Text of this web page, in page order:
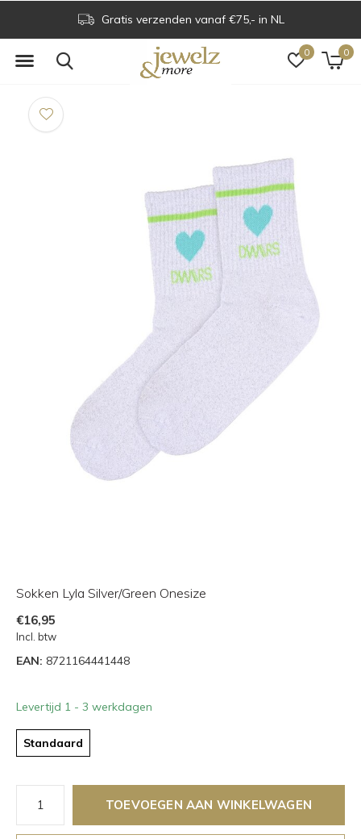
0 0
Gratis verzenden vanaf €75,- in NL
Sokken Lyla Silver/Green Onesize
€16,95
Incl. btw
EAN: 8721164441448
Levertijd 1 - 3 werkdagen
Standaard
TOEVOEGEN AAN WINKELWAGEN